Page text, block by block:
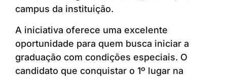
campus da instituição.
A iniciativa oferece uma excelente
oportunidade para quem busca iniciar a
graduação com condições especiais. O
candidato que conquistar o 1º lugar na